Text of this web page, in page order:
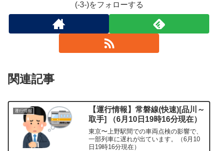
(-3-)をフォローする
関連記事
運行情報
【運行情報】常磐線(快速)[品川～
取手] （6月10日19時16分現在）
東京〜上野駅間での車両点検の影響で、
一部列車に遅れが出ています。（6月10
日19時16分現在）